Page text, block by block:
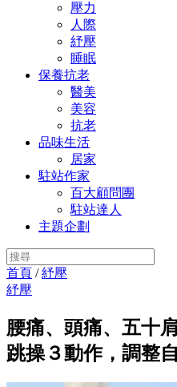
壓力
人際
紓壓
睡眠
保養抗老
醫美
美容
抗老
品味生活
居家
駐站作家
百大顧問團
駐站達人
主題企劃
首頁 /紓壓
紓壓
腰痛、頭痛、五十
跳操３動作，調整